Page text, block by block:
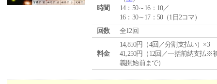
時間
14：50～16：10／
16：30～17：50（1日2コマ）
回数
全12回
料金
14,850円（4回／分割支払い）×3
41,250円（12回／一括前納支払※
義開始前まで）